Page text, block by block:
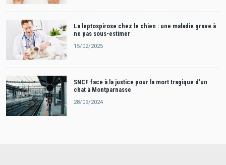
La leptospirose chez le chien : une maladie grave à
ne pas sous-estimer
15/02/2025
SNCF face à la justice pour la mort tragique d’un
chat à Montparnasse
28/09/2024